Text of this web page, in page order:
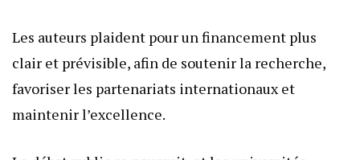
Les auteurs plaident pour un financement plus
clair et prévisible, afin de soutenir la recherche,
favoriser les partenariats internationaux et
maintenir l’excellence.